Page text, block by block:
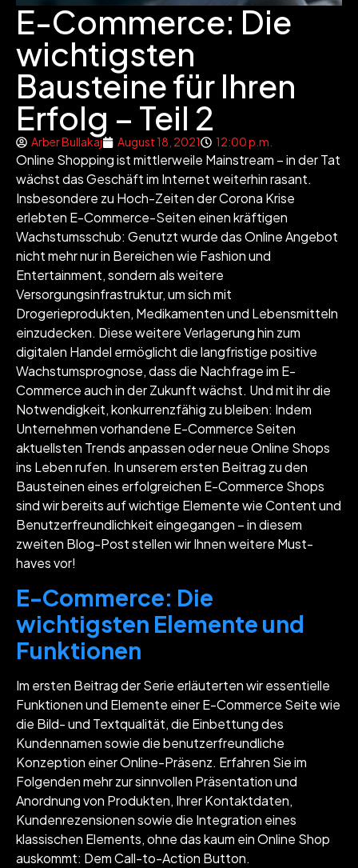
E-Commerce: Die
wichtigsten
Bausteine für Ihren
Erfolg – Teil 2
Arber Bullakaj August 18, 2021 12:00 p.m.
Online Shopping ist mittlerweile Mainstream – in der Tat
wächst das Geschäft im Internet weiterhin rasant.
Insbesondere zu Hoch-Zeiten der Corona Krise
erlebten E-Commerce-Seiten einen kräftigen
Wachstumsschub: Genutzt wurde das Online Angebot
nicht mehr nur in Bereichen wie Fashion und
Entertainment, sondern als weitere
Versorgungsinfrastruktur, um sich mit
Drogerieprodukten, Medikamenten und Lebensmitteln
einzudecken. Diese weitere Verlagerung hin zum
digitalen Handel ermöglicht die langfristige positive
Wachstumsprognose, dass die Nachfrage im E-
Commerce auch in der Zukunft wächst. Und mit ihr die
Notwendigkeit, konkurrenzfähig zu bleiben: Indem
Unternehmen vorhandene E-Commerce Seiten
aktuellsten Trends anpassen oder neue Online Shops
ins Leben rufen. In unserem ersten Beitrag zu den
Bausteinen eines erfolgreichen E-Commerce Shops
sind wir bereits auf wichtige Elemente wie Content und
Benutzerfreundlichkeit eingegangen – in diesem
zweiten Blog-Post stellen wir Ihnen weitere Must-
haves vor!
E-Commerce: Die
wichtigsten Elemente und
Funktionen
Im ersten Beitrag der Serie erläuterten wir essentielle
Funktionen und Elemente einer E-Commerce Seite wie
die Bild- und Textqualität, die Einbettung des
Kundennamen sowie die benutzerfreundliche
Konzeption einer Online-Präsenz. Erfahren Sie im
Folgenden mehr zur sinnvollen Präsentation und
Anordnung von Produkten, Ihrer Kontaktdaten,
Kundenrezensionen sowie die Integration eines
klassischen Elements, ohne das kaum ein Online Shop
auskommt: Dem Call-to-Action Button.